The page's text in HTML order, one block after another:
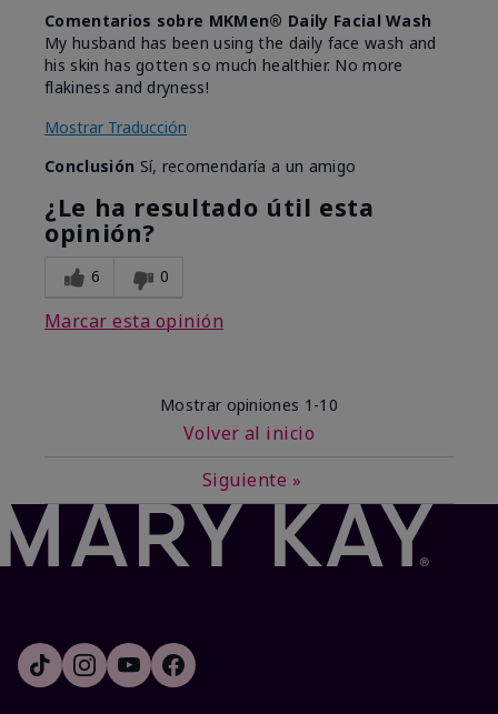
Comentarios sobre MKMen® Daily Facial Wash
My husband has been using the daily face wash and
his skin has gotten so much healthier. No more
flakiness and dryness!
Mostrar Traducción
Conclusión Sí, recomendaría a un amigo
¿Le ha resultado útil esta
opinión?
6 0
Marcar esta opinión
Mostrar opiniones 1-10
Volver al inicio
Siguiente »